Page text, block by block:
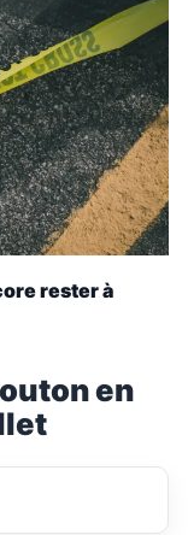
rester à
en